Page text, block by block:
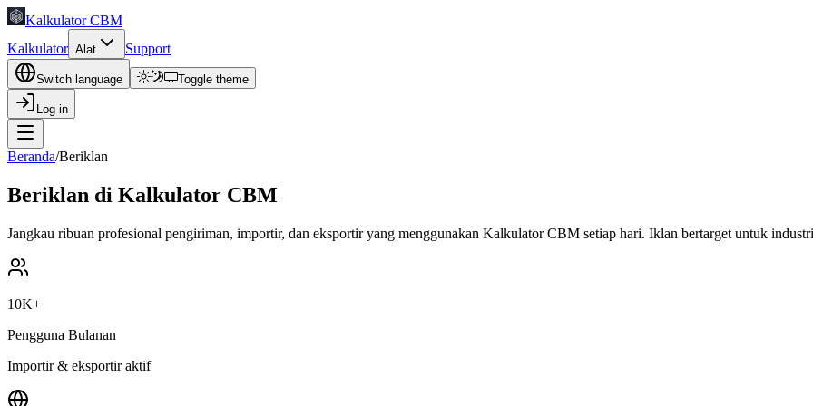
Kalkulator CBM
Kalkulator Alat Support
Switch language Toggle theme
Log in
Beranda/Beriklan
Beriklan di Kalkulator CBM
Jangkau ribuan profesional pengiriman, importir, dan eksportir yang menggunakan Kalkulator CBM setiap hari. Iklan bertarget untuk
10K+
Pengguna Bulanan
Importir & eksportir aktif